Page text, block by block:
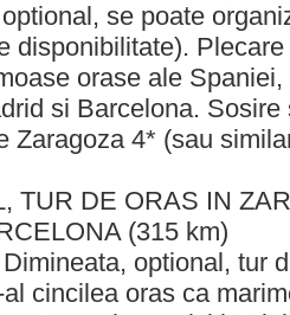
se poate
disponibilitate).
orase ale
si Barcelona.
Zaragoza 4* (sau
TUR DE ORAS IN
(315 km)
optional, tur
cincilea oras ca